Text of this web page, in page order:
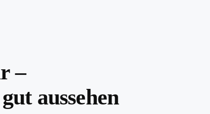
–
aussehen